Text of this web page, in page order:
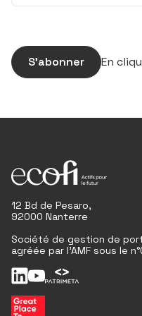
S’abonner En
12 Bd de Pesaro,
92000 Nanterre
Société de gestion de
agréée par l'AMF sous le